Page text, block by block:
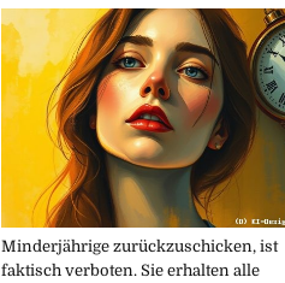
Minderjährige zurückzuschicken, ist
faktisch verboten. Sie erhalten alle